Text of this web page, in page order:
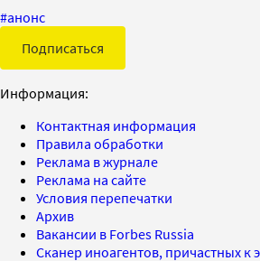
#анонс
Подписаться
Информация:
Контактная информация
Правила обработки
Реклама в журнале
Реклама на сайте
Условия перепечатки
Архив
Вакансии в Forbes Russia
Сканер иноагентов, причастных к